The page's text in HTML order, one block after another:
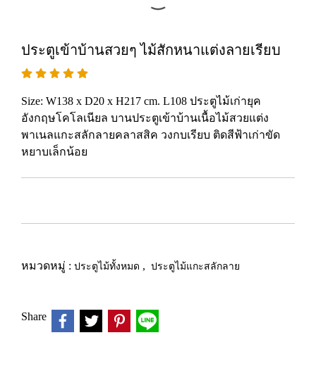
ประตูเข้าบ้านสวยๆ ไม้สักหนาแต่งลายเรียบ
Size: W138 x D20 x H217 cm. L108 ประตูไม้เก่ายุค
อังกฤษโคโลเนียล บานประตูเข้าบ้านเนื้อไม้สวยแต่ง
พาเนลแกะสลักลายคลาสสิค วงกบเรียบ ติดสีฟ้าเก่าขัด
หยาบเล็กน้อย
หมวดหมู่ : ประตูไม้ทั้งหมด , ประตูไม้แกะสลักลาย
Share